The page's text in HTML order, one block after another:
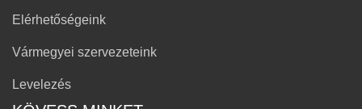
Elérhetőségeink
Vármegyei szervezeteink
Levelezés